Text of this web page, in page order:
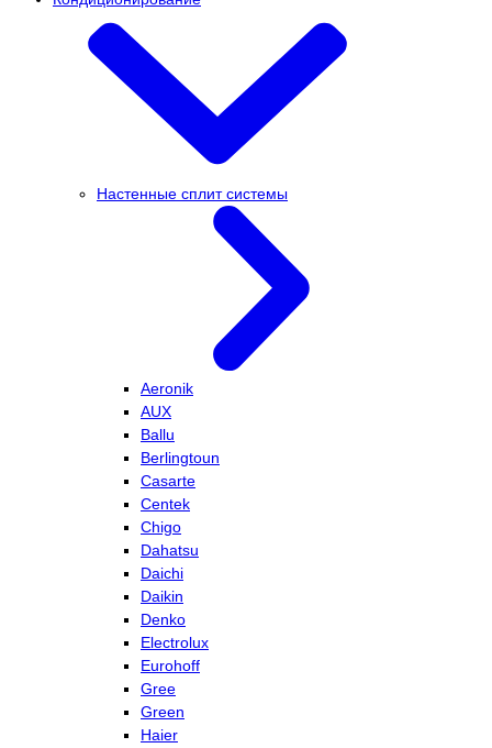
Настенные сплит системы
Aeronik
AUX
Ballu
Berlingtoun
Casarte
Centek
Chigo
Dahatsu
Daichi
Daikin
Denko
Electrolux
Eurohoff
Gree
Green
Haier